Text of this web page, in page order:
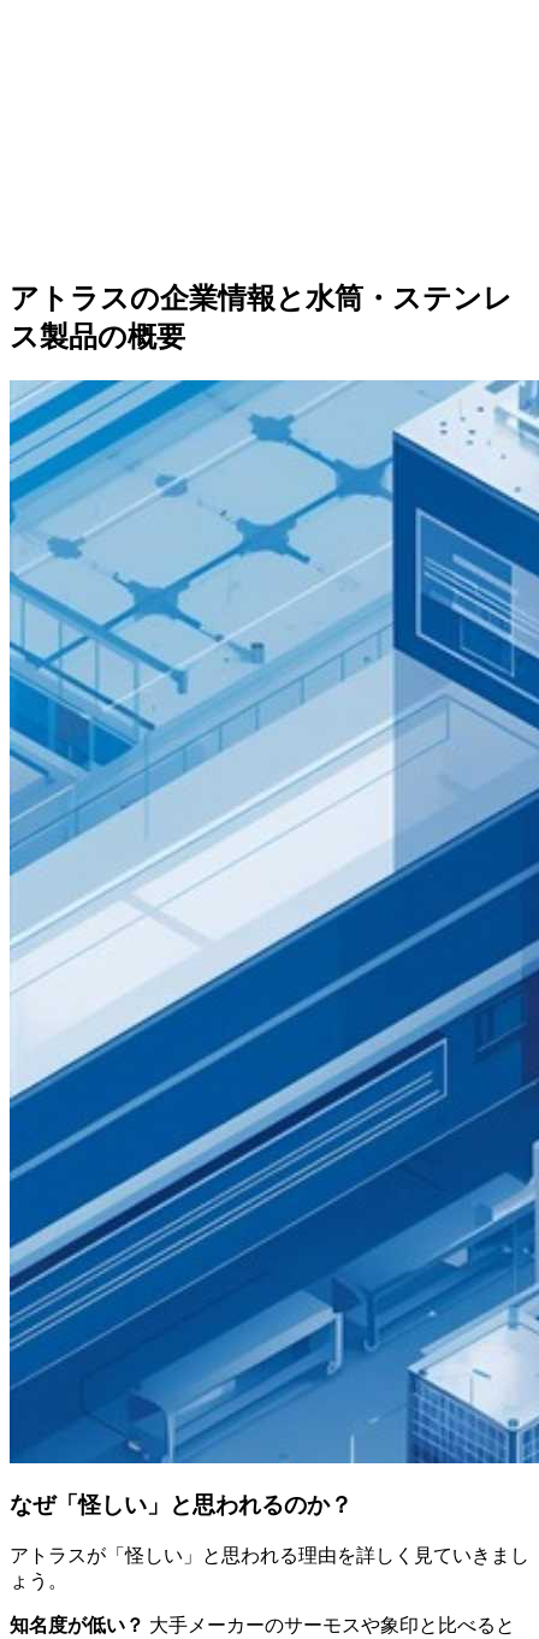
アトラスの企業情報と水筒・ステンレ
ス製品の概要
なぜ「怪しい」と思われるのか？
アトラスが「怪しい」と思われる理由を詳しく見ていきまし
ょう。
知名度が低い？ 大手メーカーのサーモスや象印と比べると